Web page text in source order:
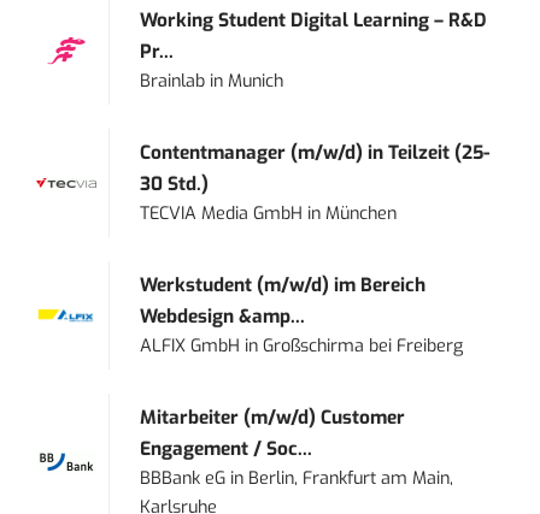
Working Student Digital Learning – R&D
Pr...
Brainlab inMunich
Contentmanager (m/w/d) in Teilzeit (25-
30 Std.)
TECVIA Media GmbH inMünchen
Werkstudent (m/w/d) im Bereich
Webdesign &amp...
ALFIX GmbH inGroßschirma bei Freiberg
Mitarbeiter (m/w/d) Customer
Engagement / Soc...
BBBank eG in Berlin, Frankfurt am Main,
Karlsruhe